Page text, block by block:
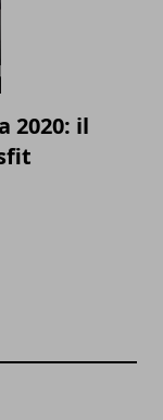
2020: il